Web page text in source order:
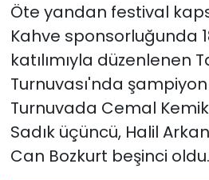
Öte yandan festival
Kahve sponsorluğunda
katılımıyla düzenlenen
Turnuvası'nda
Turnuvada Cemal
Sadık üçüncü, Halil
Can Bozkurt beşinci oldu.
Yazarlar